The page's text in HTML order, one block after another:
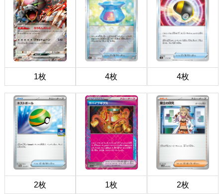
1枚 4枚 4枚
2枚 1枚 2枚